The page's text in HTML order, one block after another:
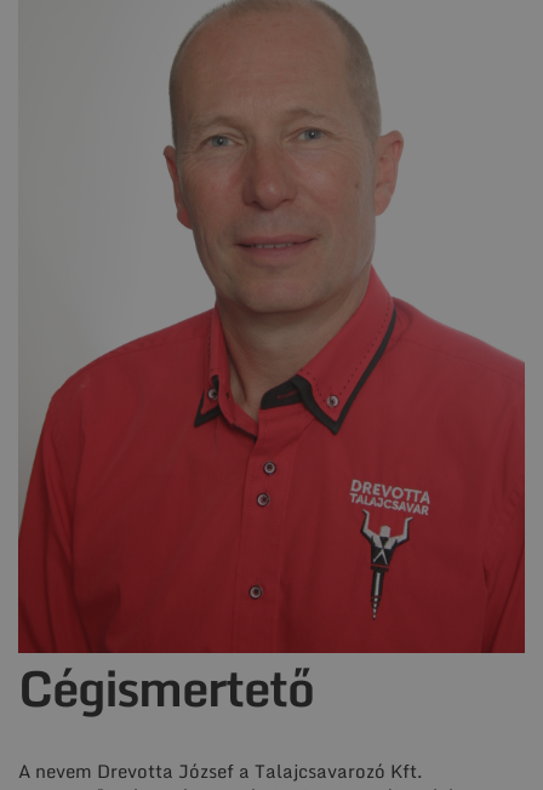
Cégismertető
A nevem Drevotta József a Talajcsavarozó Kft.